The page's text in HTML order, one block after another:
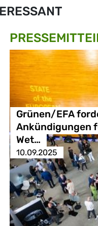
Grünen/EFA
Ankündigungen
Wet…
10.09.2025